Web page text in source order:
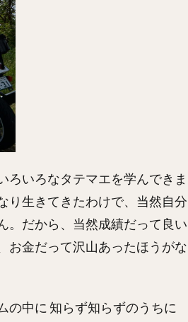
ろいろなタテマエを学んできま
り生きてきたわけで、当然自分
。だから、当然成績だって良い
お金だって沢山あったほうがな
の中に 知らず知らずのうちに